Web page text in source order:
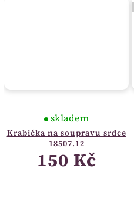
Krabička na soupravu srdce
18507.12
skladem
150 Kč